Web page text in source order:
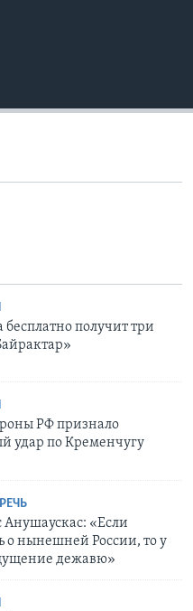
бесплатно получит три
РФ признало
удар по Кременчугу
Анушаускас: «Если
о нынешней России, то у
дежавю»